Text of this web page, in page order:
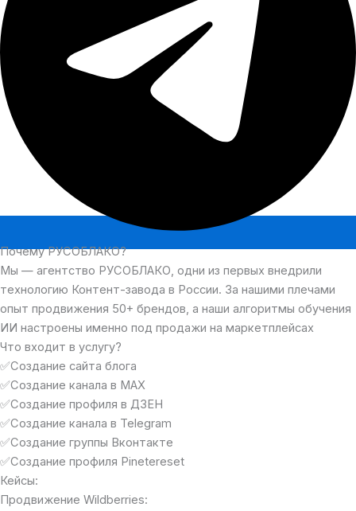
Почему РУСОБЛАКО?
Мы — агентство РУСОБЛАКО, одни из первых внедрили
технологию Контент-завода в России. За нашими плечами
опыт продвижения 50+ брендов, а наши алгоритмы обучения
ИИ настроены именно под продажи на маркетплейсах
Что входит в услугу?
✅Создание сайта блога
✅Создание канала в MAX
✅Создание профиля в ДЗЕН
✅Создание канала в Telegram
✅Создание группы Вконтакте
✅Создание профиля Pinetereset
Кейсы:
Продвижение Wildberries: